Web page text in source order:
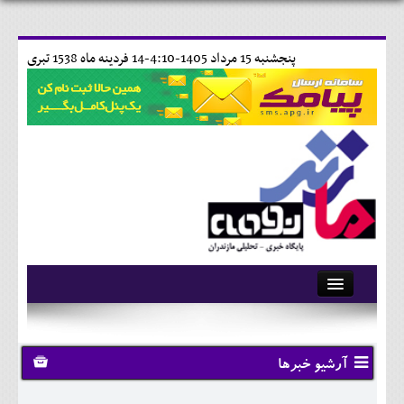
14 فردينه ماه 1538 تبری پنجشنبه 15 مرداد 1405-4:10-
آرشیو
تماس با ما
وبلاگ
آرشیو خبرها